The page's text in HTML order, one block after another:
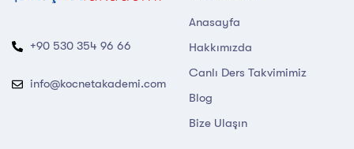
+90 530 354 96 66
info@kocnetakademi.com
Anasayfa
Hakkımızda
Canlı Ders Takvimimiz
Blog
Bize Ulaşın